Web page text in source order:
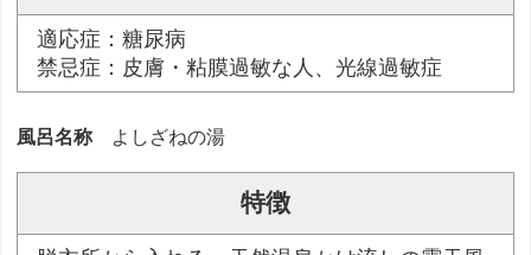
適応症：糖尿病
禁忌症：皮膚・粘膜過敏な人、光線過敏症
風呂名称 よしざねの湯
特徴